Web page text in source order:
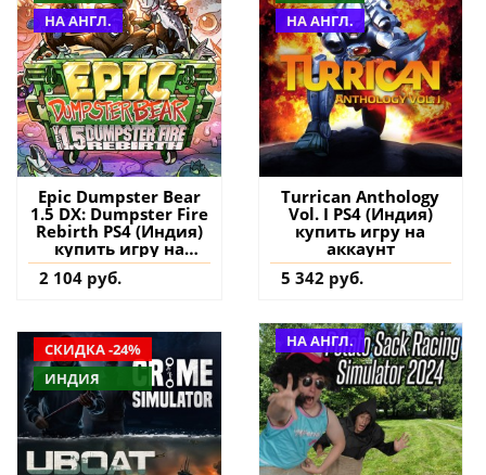
НА АНГЛ.
Epic Dumpster Bear
1.5 DX: Dumpster Fire
Rebirth PS4 (Индия)
купить игру на
аккаунт
2 104 руб.
НА АНГЛ.
Turrican Anthology
Vol. I PS4 (Индия)
купить игру на
аккаунт
5 342 руб.
СКИДКА -24%
ИНДИЯ
НА АНГЛ.